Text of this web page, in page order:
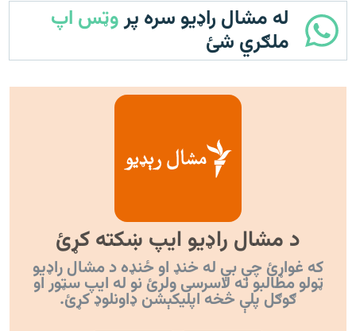
له مشال راډیو سره پروټس اپ
ملګري شئ
د مشال راډیو ایپ ښکته کړئ
که غواړئ چې بې له خنډ او ځنډه د مشال راډیو
ټولو مطالبو ته لاسرسی ولرئ نو له ایپ سټور او
ګوګل پلې څخه اپليکېشن ډاونلوډ کړئ.